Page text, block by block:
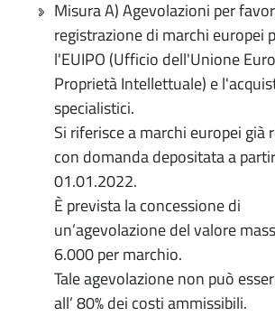
Misura A) Agevolazioni per
registrazione di marchi europei
l'EUIPO (Ufficio dell'Unione
Proprietà Intellettuale) e
specialistici.
Si riferisce a marchi europei già
con domanda depositata a
01.01.2022.
È prevista la concessione di
un’agevolazione del valore
6.000 per marchio.
Tale agevolazione non può
all’ 80% dei costi ammissibili.